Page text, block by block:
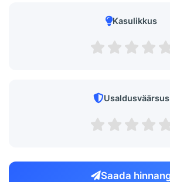
Kasulikkus
Usaldusväärsus
Saada